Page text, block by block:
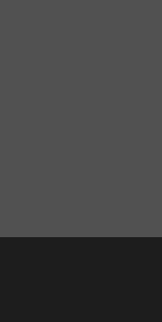
OR 97214